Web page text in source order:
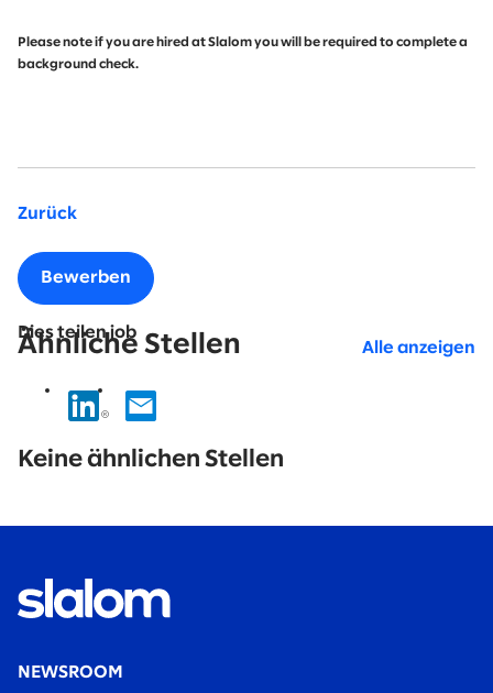
Please note if you are hired at Slalom you will be required to complete a
background check.
Zurück
Bewerben
Dies teilen job
Ähnliche Stellen Alle anzeigen
results
Keine ähnlichen Stellen
NEWSROOM